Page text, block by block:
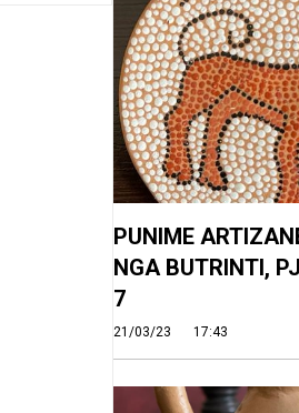
PUNIME
NGA BUTRINTI,
7
21/03/23 17:43